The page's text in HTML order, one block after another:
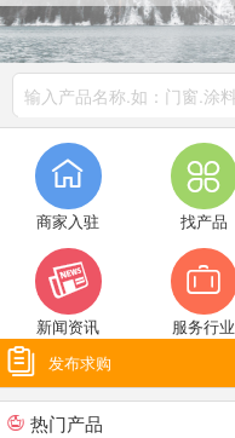

商家入驻

找产品

新闻资讯

服务行业
 发布求购
 热门产品